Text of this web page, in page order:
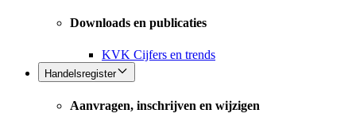
Downloads en publicaties
KVK Cijfers en trends
Handelsregister
Aanvragen, inschrijven en wijzigen